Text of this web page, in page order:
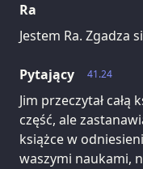
Ra
Jestem Ra. Zgadza
41.24
Pytający
Jim przeczytał całą
część, ale
książce w
waszymi naukami,